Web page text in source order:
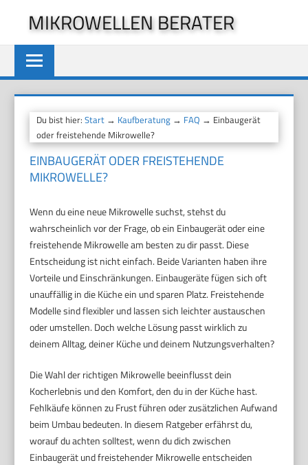
springen
MIKROWELLEN BERATER
Du bist hier:Start → Kaufberatung → FAQ → Einbaugerät
oder freistehende Mikrowelle?
EINBAUGERÄT ODER FREISTEHENDE
MIKROWELLE?
Wenn du eine neue Mikrowelle suchst, stehst du
wahrscheinlich vor der Frage, ob ein Einbaugerät oder eine
freistehende Mikrowelle am besten zu dir passt. Diese
Entscheidung ist nicht einfach. Beide Varianten haben ihre
Vorteile und Einschränkungen. Einbaugeräte fügen sich oft
unauffällig in die Küche ein und sparen Platz. Freistehende
Modelle sind flexibler und lassen sich leichter austauschen
oder umstellen. Doch welche Lösung passt wirklich zu
deinem Alltag, deiner Küche und deinem Nutzungsverhalten?
Die Wahl der richtigen Mikrowelle beeinflusst dein
Kocherlebnis und den Komfort, den du in der Küche hast.
Fehlkäufe können zu Frust führen oder zusätzlichen Aufwand
beim Umbau bedeuten. In diesem Ratgeber erfährst du,
worauf du achten solltest, wenn du dich zwischen
Einbaugerät und freistehender Mikrowelle entscheiden